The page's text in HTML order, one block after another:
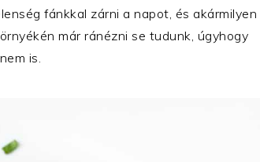
fánkkal zárni a napot, és akármilyen
már ránézni se tudunk, úgyhogy
is.